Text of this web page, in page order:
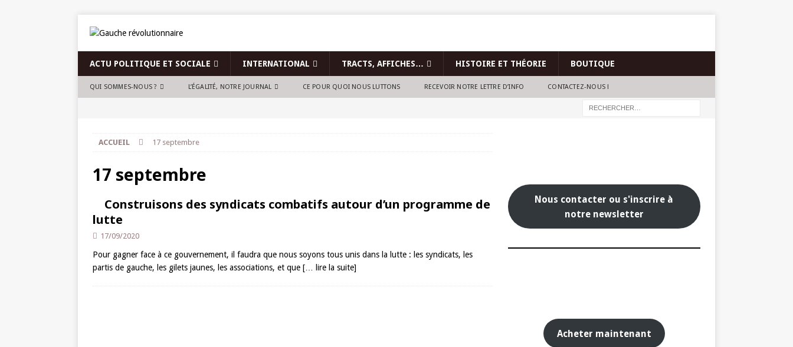
ACTU POLITIQUE ET SOCIALE INTERNATIONAL TRACTS, AFFICHES… HISTOIRE ET THÉORIE BOUTIQUE
QUI SOMMES-NOUS ? L’ÉGALITÉ, NOTRE JOURNAL CE POUR QUOI NOUS LUTTONS RECEVOIR NOTRE LETTRE D’INFO CONTACTEZ-NOUS !
ACCUEIL 17 septembre
17 septembre
Construisons des syndicats combatifs autour d’un programme de
lutte
17/09/2020
Pour gagner face à ce gouvernement, il faudra que nous soyons tous unis dans la lutte : les syndicats, les
partis de gauche, les gilets jaunes, les associations, et que [… lire la suite]
Nous contacter ou s'inscrire à
notre newsletter
Acheter maintenant